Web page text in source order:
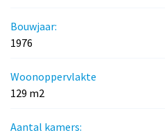
Bouwjaar:
1976
Woonoppervlakte
129 m2
Aantal kamers: